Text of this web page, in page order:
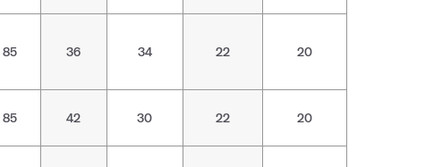
85 36 34 22 20
85 42 30 22 20